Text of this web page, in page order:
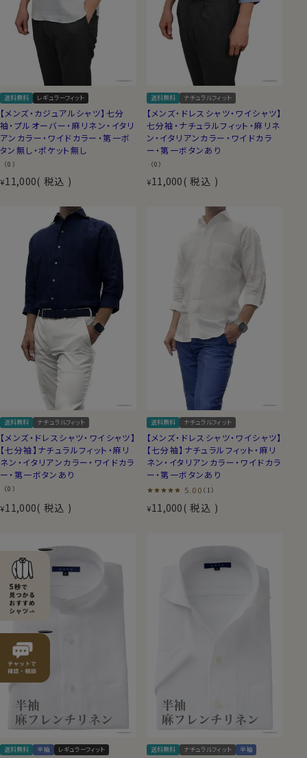
送料無料 レギュラーフィット
【メンズ・カジュアルシャツ】七分
袖・プルオーバー・麻リネン・イタリ
アンカラー・ワイドカラー・第一ボ
タン無し・ポケット無し
（0）
¥11,000 税込
送料無料 ナチュラルフィット
【メンズ・ドレスシャツ・ワイシャツ】
七分袖・ナチュラルフィット・麻リネ
ン・イタリアンカラー・ワイドカラ
ー・第一ボタンあり
（0）
¥11,000 税込
送料無料 ナチュラルフィット
【メンズ・ドレスシャツ・ワイシャツ】
【七分袖】ナチュラルフィット・麻リ
ネン・イタリアンカラー・ワイドカラ
ー・第一ボタンあり
（0）
¥11,000 税込
送料無料 ナチュラルフィット
【メンズ・ドレスシャツ・ワイシャツ】
【七分袖】ナチュラルフィット・麻リ
ネン・イタリアンカラー・ワイドカラ
ー・第一ボタンあり
5.00 （1）
¥11,000 税込
送料無料 半袖 レギュラーフィット 送料無料 ナチュラルフィット 半袖